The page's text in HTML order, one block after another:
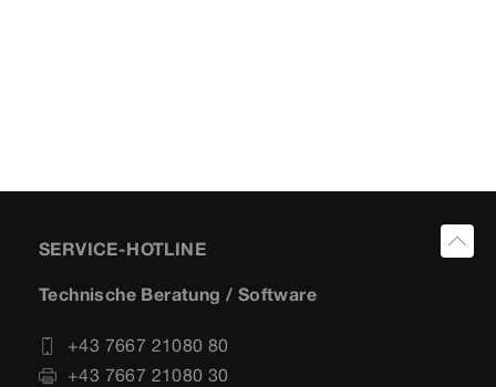
SERVICE-HOTLINE
Technische Beratung / Software
+43 7667 21080 80
+43 7667 21080 30